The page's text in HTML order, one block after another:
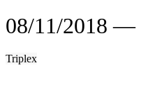
08/11/2018 ―
Triplex